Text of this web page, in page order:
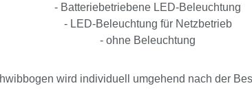
- Batteriebetriebene LED-Beleuchtung
- LED-Beleuchtung für Netzbetrieb
- ohne Beleuchtung
wird individuell umgehend nach der